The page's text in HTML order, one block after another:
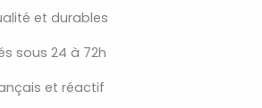
et durables
sous 24 à 72h
et réactif